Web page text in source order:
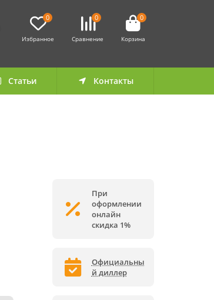
0
Избранное
0
Сравнение
0
Корзина
Статьи Контакты
При
оформлении
онлайн
скидка 1%
Официальны
й диллер